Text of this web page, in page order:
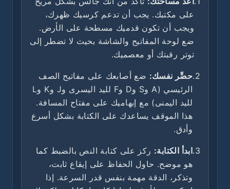
على مكتبك. يجب أن تدعم كرسيك ظهرك،
ويجب أن تكون قدميك مسطحة على الأرض.
ضع لوحة المفاتيح والشاشة بحيث لا تضطر إلى
توتر رقبتك أو معصميك.
2. حضِّر نفسك: ضع أصابعك على مفاتيح الصف
الرئيسي (A وS وD وF لليد اليسرى وJ وK وL
لليد اليمنى) مع إبهاميك على مفتاح المسافة.
هذا الموقف يساعدك على الكتابة بشكل أسرع
وأدق.
3. ابدأ الكتابة: ركز على كتابة النص بالضبط كما
هو موضح. حاول الحفاظ على إيقاع ثابت،
وتذكر، الدقة مهمة بنفس قدر السرعة. إذا